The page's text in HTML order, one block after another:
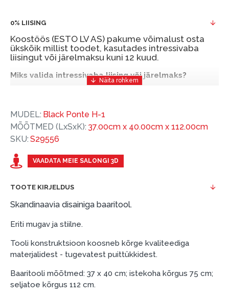
0% LIISING
Koostöös (ESTO LV AS) pakume võimalust osta
ükskõik millist toodet, kasutades intressivaba
liisingut või järelmaksu kuni 12 kuud.
Miks valida intressivaba liising või järelmaks?
teil vajalikud tooted kohe osta, kuid nende eest
hiljem tasuda.
eeliseid ilma esimese sissemakseta ja järelmaksu
perioodiga kuni 12 kuud.
Näide: Toote hind 300 €, periood: 12 kuud,
esimene sissemakse: 0 €, igakuine makse: 25 €,
meie salongi Dārzciema tänaval 91, Riia, Läti.
ESTO LV AS (Dokumentide vormistamiseks on
VAADATA MEIE SALONGI 3D
TOOTE KIRJELDUS
Skandinaavia disainiga baaritool.
Eriti mugav ja stiilne.
Tooli konstruktsioon koosneb kõrge kvaliteediga
materjalidest - tugevatest puittükkidest.
Baaritooli mõõtmed: 37 x 40 cm; istekoha kõrgus 75 cm;
seljatoe kõrgus 112 cm.
MUDEL: Black Ponte H-1
MÕÕTMED (LxSxK): 37.00cm x 40.00cm x 112.00cm
SKU: S29556